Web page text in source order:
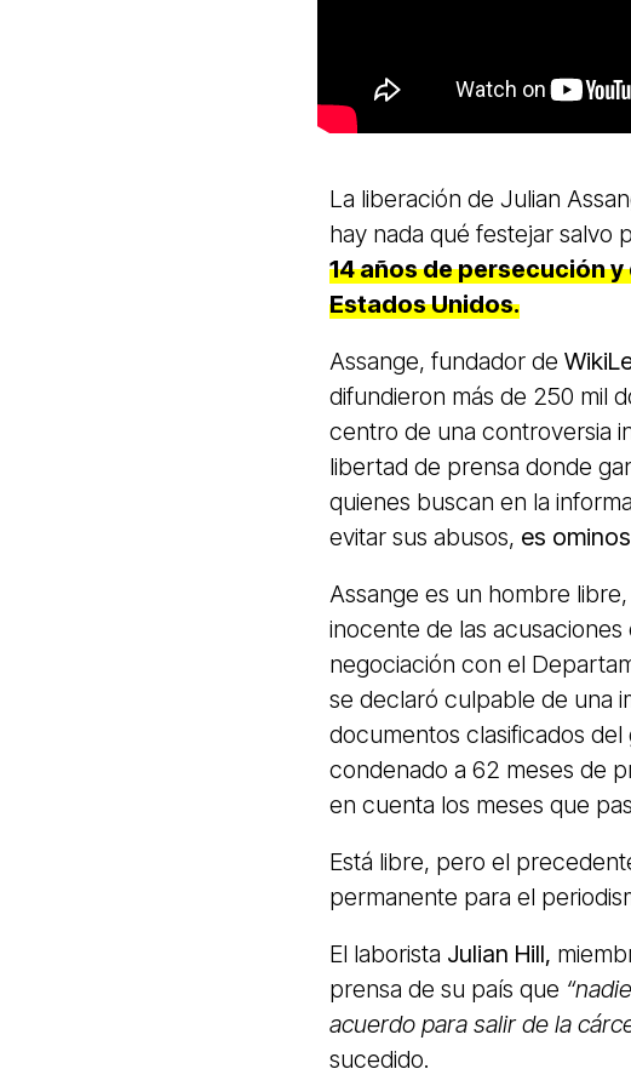
La liberación de Julian
hay nada qué festejar salvo
14 años de persecución
Estados Unidos.
Assange, fundador de
difundieron más de 250 mil
centro de una controversia
libertad de prensa donde
quienes buscan en la
evitar sus abusos, es
Assange es un hombre
inocente de las
negociación con el
se declaró culpable de una
documentos clasificados
condenado a 62 meses de
en cuenta los meses que
Está libre, pero el
permanente para el
El laborista Julian Hill,
prensa de su país que
acuerdo para salir de la
sucedido.